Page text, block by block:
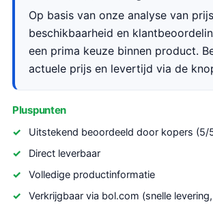
Op basis van onze analyse van
beschikbaarheid en
een prima keuze binnen product.
actuele prijs en levertijd via de
Pluspunten
Uitstekend beoordeeld door kopers (5/
Direct leverbaar
Volledige productinformatie
Verkrijgbaar via bol.com (snelle